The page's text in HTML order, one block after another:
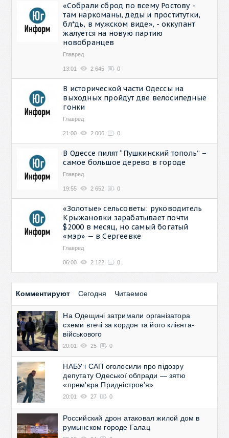
«Собрали сброд по всему Ростову -
там наркоманы, деды и проститутки,
бл*дь, в мужском виде», - оккупант
жалуется на новую партию
новобранцев
Главред
13:01 2 645 0
В исторической части Одессы на
выходных пройдут две велосипедные
гонки
Главред
21:00 2 006 0
В Одессе пилят “Пушкинский тополь” –
самое большое дерево в городе
Главред
19:55 2 652 0
«Золотые» сельсоветы: руководитель
Крыжановки зарабатывает почти
$2000 в месяц, но самый богатый
«мэр» — в Сергеевке
Главред
06:00 2 122 0
Комментируют Сегодня Читаемое
На Одещині затримали організатора
схеми втечі за кордон та його клієнта-
військового
20:01 25 0
НАБУ і САП оголосили про підозру
депутату Одеської облради — зятю
«прем'єра Придністров'я»
20:01 27 0
Российский дрон атаковал жилой дом в
румынском городе Галац